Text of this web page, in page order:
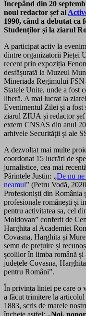
Începând din 20
noul redactor șef al
1990, când a debutat
Studenților și la ziarul
A participat activ la
dintre organizatorii Pieței
recent prin expoziția
desfășurată la Muzeul
Mineriada Regimului
Statele Unite, unde a fost
liberă. A mai lucrat la
Evenimentul Zilei și a fost
ziarul ZIUA și redactor
extern CNSAS din anul
arhivele Securității și ale
A dezvoltat mai multe
coordonat 15 lucrări de
jurnalistice, cea mai
Părintele Justin: „De nu
neamul” (Petru Vodă,
Profesioniști din România
profesionale românești și
pentru activitatea sa, cel
Moldovan” conferit de
Harghita al Academiei
Covasna, Harghita și
semn de prețuire și
școlilor în limba română
județele Covasna,
pentru Români”.
În privința liniei pe care o
a făcut trimitere la
1883, scris de marele
încheie astfel: „Noi,